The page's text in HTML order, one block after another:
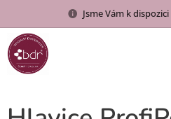
Jsme Vám k